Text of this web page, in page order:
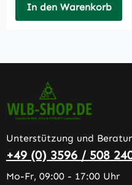
In den Warenkorb
Unterstützung und
+49 (0) 3596 / 508
Mo-Fr, 09:00 - 17:00 Uhr